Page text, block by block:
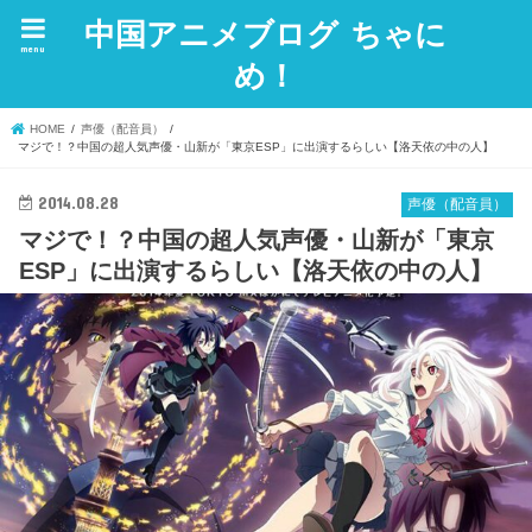
中国アニメブログ ちゃに
め！
menu
HOME
声優（配音員）
マジで！？中国の超人気声優・山新が「東京ESP」に出演するらしい【洛天依の中の人】
声優（配音員）
2014.08.28
マジで！？中国の超人気声優・山新が「東京
ESP」に出演するらしい【洛天依の中の人】